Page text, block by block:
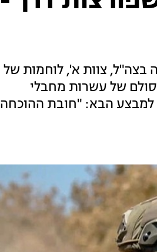
בצה"ל, צוות א', לוחמות של
של עשרות מחבלי
למבצע הבא: "חובת ההוכחה